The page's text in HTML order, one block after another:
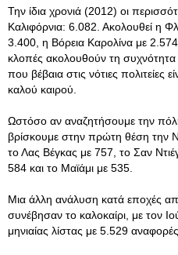
Την ίδια χρονιά (2012) οι
Καλιφόρνια: 6.082. Ακολουθεί η
3.400, η Βόρεια Καρολίνα με 2.574
κλοπές ακολουθούν τη
που βέβαια στις νότιες πολιτείες
καλού καιρού.
Ωστόσο αν αναζητήσουμε την
βρίσκουμε στην πρώτη θέση την
το Λας Βέγκας με 757, το Σαν
584 και το Μαϊάμι με 535.
Μια άλλη ανάλυση κατά εποχές
συνέβησαν το καλοκαίρι, με τον
μηνιαίας λίστας με 5.529